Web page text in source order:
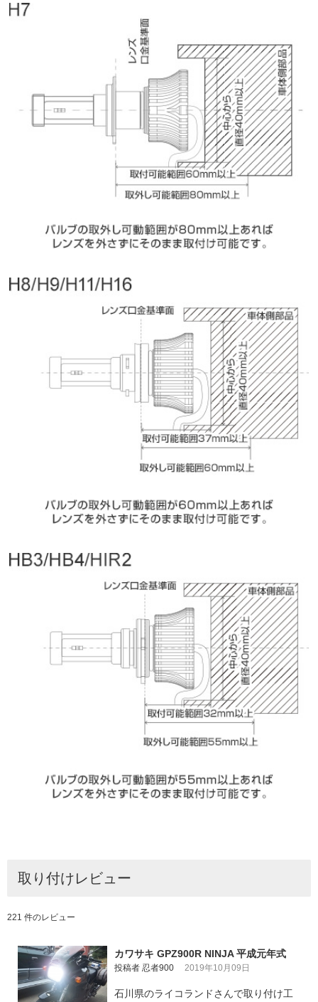
取り付けレビュー
221 件のレビュー
カワサキ GPZ900R NINJA 平成元年式
投稿者 忍者900 2019年10月09日
石川県のライコランドさんで取り付け工